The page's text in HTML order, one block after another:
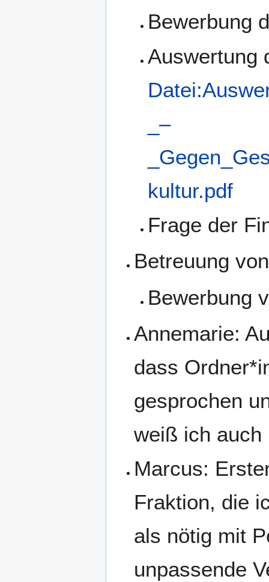
Bewerbung
Auswertung
_–
kultur.pdf
Frage der
Betreuung
Bewerbung
Annemarie:
dass
gesprochen
weiß ich auch
Marcus:
Fraktion, die
als nötig mit
unpassende